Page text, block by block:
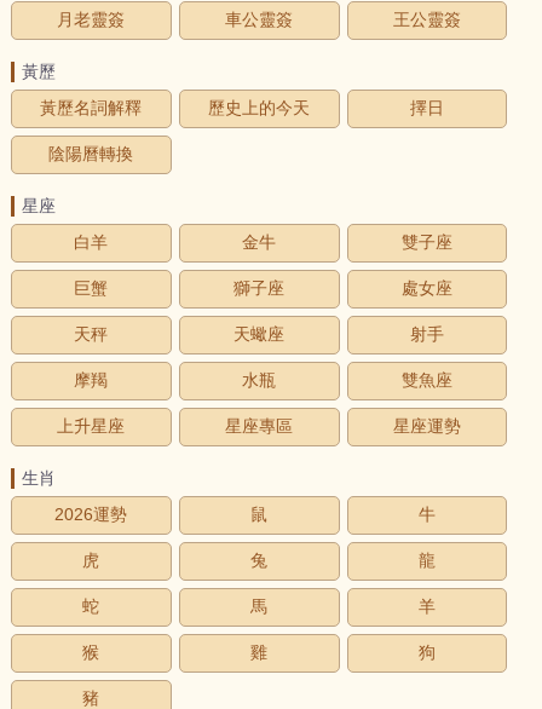
月老靈簽 車公靈簽 王公靈簽
黃歷
黃歷名詞解釋
歷史上的今天 擇日
陰陽曆轉換
星座
白羊
金牛 雙子座
巨蟹 獅子座 處女座
天秤 天蠍座 射手
摩羯 水瓶 雙魚座
上升星座 星座專區 星座運勢
生肖
2026運勢
鼠 牛
虎 兔 龍
蛇 馬 羊
猴 雞 狗
豬